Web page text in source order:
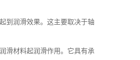
到润滑效果。这主要取决于轴
滑材料起润滑作用。它具有承